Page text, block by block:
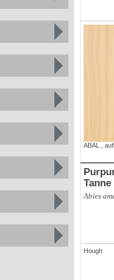
ABAL
Purpur-
Tanne
Abies
Hough